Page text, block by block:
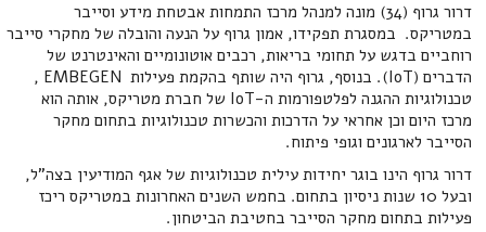
דרור גרוף (34) מונה למנהל מרכז התמחות אבטחת מידע וסייבר
במטריקס. במסגרת תפקידו, אמון גרוף על הנעה והובלה של מחקרי סייבר
רוחביים בדגש על תחומי בריאות, רכבים אוטונומיים והאינטרנט של
הדברים (IoT). בנוסף, גרוף היה שותף בהקמת פעילות EMBEGEN ,
טכנולוגיות ההגנה לפלטפורמות ה-IoT של חברת מטריקס, אותה הוא
מרכז היום וכן אחראי על הדרכות והכשרות טכנולוגיות בתחום מחקר
הסייבר לארגונים וגופי פיתוח.
דרור גרוף הינו בוגר יחידות עילית טכנולוגיות של אגף המודיעין בצה"ל,
ובעל 10 שנות ניסיון בתחום. בחמש השנים האחרונות במטריקס ריכז
פעילות בתחום מחקר הסייבר בחטיבת הביטחון.